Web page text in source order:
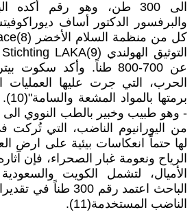
عن 700-800 طناً. وأكد
الحرب، التي جرت عليها العمليات
- وهو طبيب وخبير بالطب النووي الى
من اليورانيوم الناضب، التي تُركت
لها حتماً انعكاسات بيئية على ارض
الرياح ونعومة غبار الصحراء، فإن
الأميال، لتشمل الكويت
الباحث اعتمد رقم 300
الناضب المستخدمة(11).